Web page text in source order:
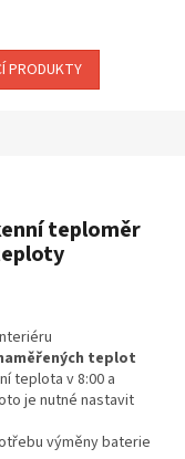
PRODUKTY
teploměr
teplot
teplota v 8:00 a
je nutné nastavit
výměny baterie